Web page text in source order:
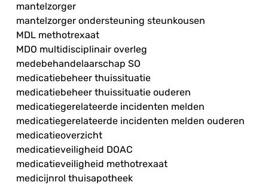
mantelzorger
mantelzorger ondersteuning steunkousen
MDL methotrexaat
MDO multidisciplinair overleg
medebehandelaarschap SO
medicatiebeheer thuissituatie
medicatiebeheer thuissituatie ouderen
medicatiegerelateerde incidenten melden
medicatiegerelateerde incidenten melden ouderen
medicatieoverzicht
medicatieveiligheid DOAC
medicatieveiligheid methotrexaat
medicijnrol thuisapotheek